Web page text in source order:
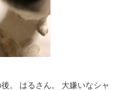
。 はるさん。 大嫌いなシャ